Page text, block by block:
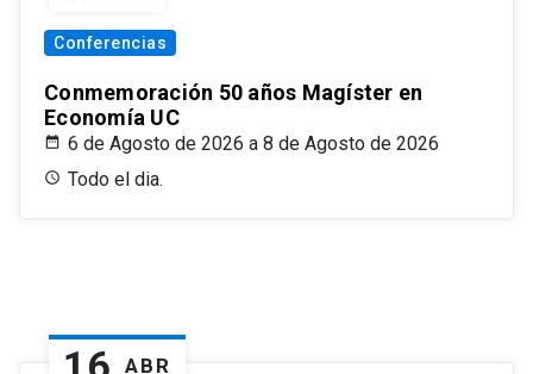
Conferencias
Conmemoración 50 años Magíster en
Economía UC
6 de Agosto de 2026 a 8 de Agosto de 2026
Todo el dia.
ABR